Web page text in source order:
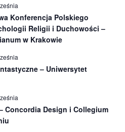
Konferencja Polskiego
Religii i Duchowości –
w Krakowie
– Uniwersytet
Concordia Design i Collegium